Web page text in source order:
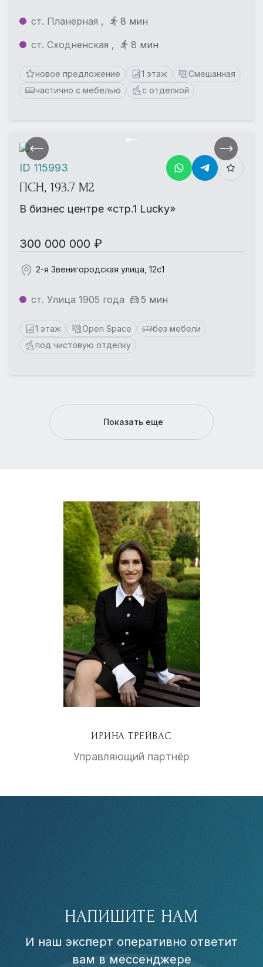
ст. Планерная ,
8 мин
ст. Сходненская ,
8 мин
новое предложение 1 этаж
Смешанная
частично с мебелью
с отделкой
ПСН, 193.7 М2
В бизнес центре «стр.1 Lucky»
300 000 000 ₽
2-я Звенигородская улица, 12с1
ст. Улица 1905 года 5 мин
1 этаж Open Space
без мебели
под чистовую отделку
ID 115993
Показать еще
ИРИНА ТРЕЙВАС
Управляющий партнёр
НАПИШИТЕ НАМ
И наш эксперт оперативно ответит
вам в мессенджере